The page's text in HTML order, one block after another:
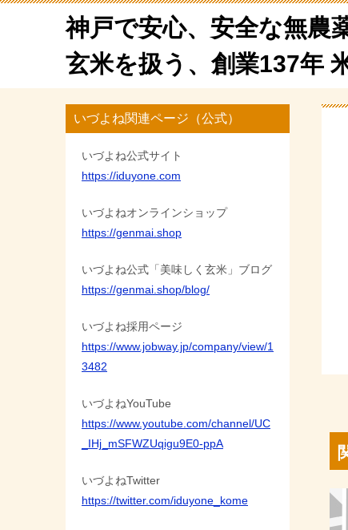
神戸で安心、安全な無農
玄米を扱う、創業137年
いづよね関連ページ（公式）
いづよね公式サイト
https://iduyone.com
いづよねオンラインショップ
https://genmai.shop
いづよね公式「美味しく玄米」ブログ
https://genmai.shop/blog/
いづよね採用ページ
https://www.jobway.jp/company/view/1
3482
いづよねYouTube
https://www.youtube.com/channel/UC
_IHj_mSFWZUqigu9E0-ppA
いづよねTwitter
https://twitter.com/iduyone_kome